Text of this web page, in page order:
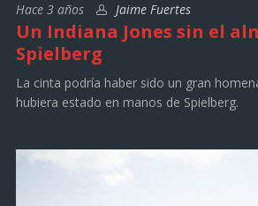
Hace 3 años
Jaime Fuertes
Un Indiana Jones sin el
Spielberg
La cinta podría haber sido un gran
hubiera estado en manos de Spielberg.